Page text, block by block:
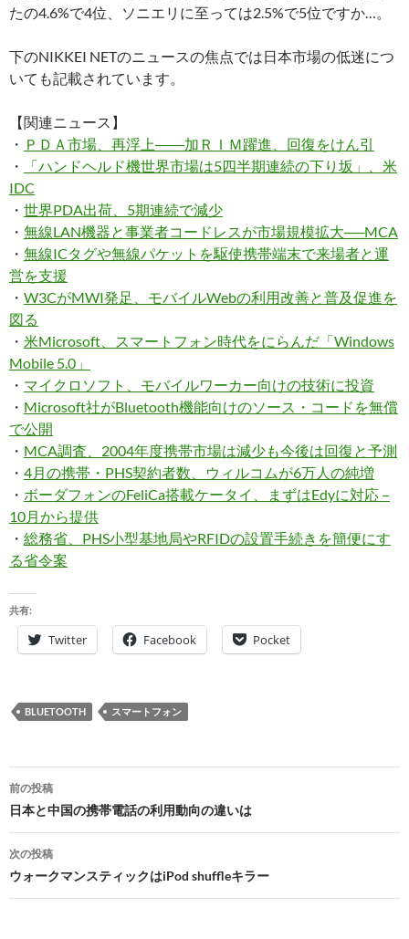
たの4.6%で4位、ソニエリに至っては2.5%で5位ですか…。
下のNIKKEI NETのニュースの焦点では日本市場の低迷につ
いても記載されています。
【関連ニュース】
・ ＰＤＡ市場、再浮上――加ＲＩＭ躍進、回復をけん引
・
「ハンドヘルド機世界市場は5四半期連続の下り坂」、米
IDC
・ 世界PDA出荷、5期連続で減少
・ 無線LAN機器と事業者コードレスが市場規模拡大──MCA
・ 無線ICタグや無線パケットを駆使携帯端末で来場者と運
営を支援
・ W3CがMWI発足、モバイルWebの利用改善と普及促進を
図る
・ 米Microsoft、スマートフォン時代をにらんだ「Windows
Mobile 5.0」
・ マイクロソフト、モバイルワーカー向けの技術に投資
・ Microsoft社がBluetooth機能向けのソース・コードを無償
で公開
・ MCA調査、2004年度携帯市場は減少も今後は回復と予測
・ 4月の携帯・PHS契約者数、ウィルコムが6万人の純増
・ ボーダフォンのFeliCa搭載ケータイ、まずはEdyに対応 –
10月から提供
・ 総務省、PHS小型基地局やRFIDの設置手続きを簡便にす
る省令案
共有:
Twitter Facebook Pocket
BLUETOOTH スマートフォン
投
稿
ナ
ビ
ゲ
前の投稿
日本と中国の携帯電話の利用動向の違いは
次の投稿
ウォークマンスティックはiPod shuffleキラー